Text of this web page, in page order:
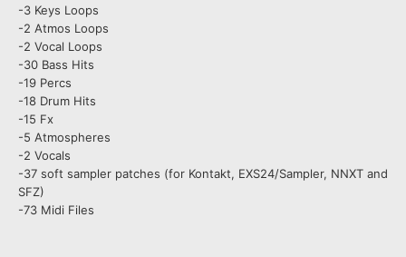
-3 Keys Loops
-2 Atmos Loops
-2 Vocal Loops
-30 Bass Hits
-19 Percs
-18 Drum Hits
-15 Fx
-5 Atmospheres
-2 Vocals
-37 soft sampler patches (for Kontakt, EXS24/Sampler, NNXT and
SFZ)
-73 Midi Files